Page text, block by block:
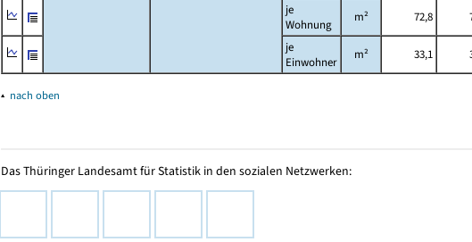
je
Wohnung
m² 72,8
je
Einwohner
m² 33,1
▴ nach oben
Das Thüringer Landesamt für Statistik in den sozialen Netzwerken: